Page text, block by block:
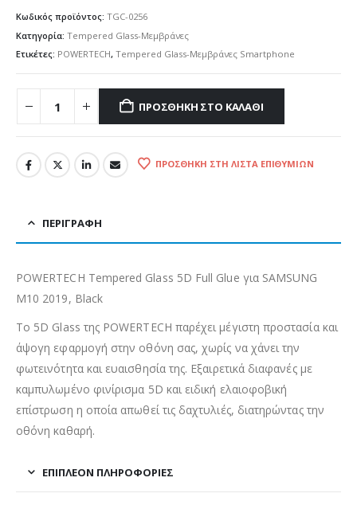
Κωδικός προϊόντος: TGC-0256
Κατηγορία: Tempered Glass-Μεμβράνες
Ετικέτες: POWERTECH, Tempered Glass-Μεμβράνες Smartphone
ΠΡΟΣΘΉΚΗ ΣΤΟ ΚΑΛΆΘΙ
ΠΡΟΣΘΉΚΗ ΣΤΗ ΛΊΣΤΑ ΕΠΙΘΥΜΙΏΝ
ΠΕΡΙΓΡΑΦΉ
POWERTECH Tempered Glass 5D Full Glue για SAMSUNG
M10 2019, Black
Το 5D Glass της POWERTECH παρέχει μέγιστη προστασία και
άψογη εφαρμογή στην οθόνη σας, χωρίς να χάνει την
φωτεινότητα και ευαισθησία της. Εξαιρετικά διαφανές με
καμπυλωμένο φινίρισμα 5D και ειδική ελαιοφοβική
επίστρωση η οποία απωθεί τις δαχτυλιές, διατηρώντας την
οθόνη καθαρή.
ΕΠΙΠΛΈΟΝ ΠΛΗΡΟΦΟΡΊΕΣ